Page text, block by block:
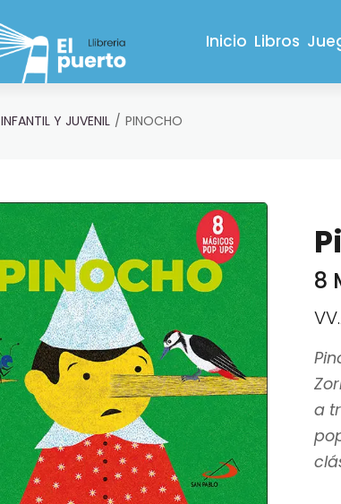
Inicio Libros
INFANTIL Y JUVENIL PINOCHO
8
a